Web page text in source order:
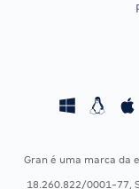
CONCURSOS POR
Concursos Fiscais
Gran é uma marca da
18.260.822/0001-77,